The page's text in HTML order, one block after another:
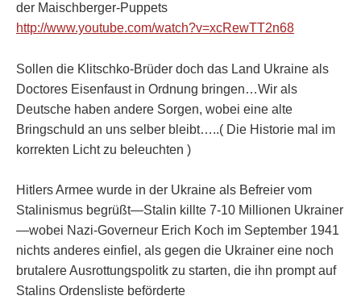
der Maischberger-Puppets
http://www.youtube.com/watch?v=xcRewTT2n68
Sollen die Klitschko-Brüder doch das Land Ukraine als
Doctores Eisenfaust in Ordnung bringen…Wir als
Deutsche haben andere Sorgen, wobei eine alte
Bringschuld an uns selber bleibt…..( Die Historie mal im
korrekten Licht zu beleuchten )
Hitlers Armee wurde in der Ukraine als Befreier vom
Stalinismus begrüßt—Stalin killte 7-10 Millionen Ukrainer
—wobei Nazi-Governeur Erich Koch im September 1941
nichts anderes einfiel, als gegen die Ukrainer eine noch
brutalere Ausrottungspolitk zu starten, die ihn prompt auf
Stalins Ordensliste beförderte